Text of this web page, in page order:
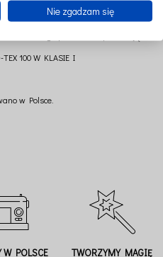
TEX 100 W KLASIE I
w Polsce.
W POLSCE TWORZYMY MAGIĘ
Nie zgadzam się